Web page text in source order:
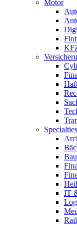
Motor
Specialties
IT